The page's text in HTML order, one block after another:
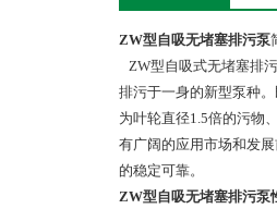
ZW型自吸无堵塞排污泵
ZW型自吸式无堵塞排
排污于一身的新型泵种
为叶轮直径1.5倍的污物
有广阔的应用市场和发
的稳定可靠。
ZW型自吸无堵塞排污泵